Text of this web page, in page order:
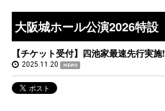
大阪城ホール公演2026特設
【チケット受付】四池家最速先行実施!
2025.11.20 NEWS